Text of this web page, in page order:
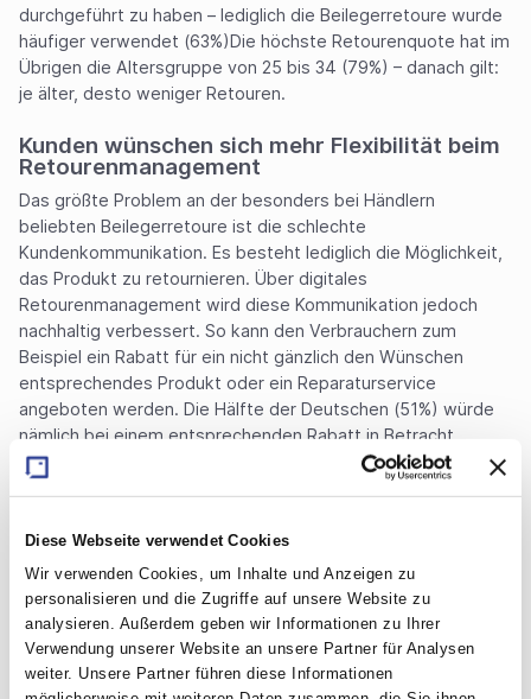
Diese Webseite verwendet Cookies
Wir verwenden Cookies, um Inhalte und Anzeigen zu
personalisieren und die Zugriffe auf unsere Website zu
analysieren. Außerdem geben wir Informationen zu Ihrer
Verwendung unserer Website an unsere Partner für Analysen
weiter. Unsere Partner führen diese Informationen
durchgeführt zu haben – lediglich die Beilegerretoure wurde
häufiger verwendet (63%)Die höchste Retourenquote hat im
Übrigen die Altersgruppe von 25 bis 34 (79%) – danach gilt:
je älter, desto weniger Retouren.
Kunden wünschen sich mehr Flexibilität beim
Retourenmanagement
Das größte Problem an der besonders bei Händlern
beliebten Beilegerretoure ist die schlechte
Kundenkommunikation. Es besteht lediglich die Möglichkeit,
das Produkt zu retournieren. Über digitales
Retourenmanagement wird diese Kommunikation jedoch
nachhaltig verbessert. So kann den Verbrauchern zum
Beispiel ein Rabatt für ein nicht gänzlich den Wünschen
entsprechendes Produkt oder ein Reparaturservice
angeboten werden. Die Hälfte der Deutschen (51%) würde
nämlich bei einem entsprechenden Rabatt in Betracht
ziehen, das Produkt im Sinne der Nachhaltigkeit lieber zu
behalten als zu retournieren, 29 Prozent würden einen
Ferner würden die Kunden auch hybride Lösungen bei Kauf
und Retoure begrüßen: 53 Prozent hätten gerne die
Möglichkeit, online bestellte Waren auch im stationären
Handel zurückzugeben. Zudem würde knapp ein Drittel
(30%) das Konzept „Flagship-Store“ nutzen wollen, bei dem
Produkte im Einzelhandel probiert und getestet und dann